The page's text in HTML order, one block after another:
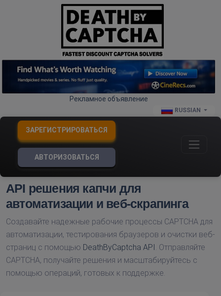
Рекламное объявление
RUSSIAN
ЗАРЕГИСТРИРОВАТЬСЯ
АВТОРИЗОВАТЬСЯ
API решения капчи для
автоматизации и веб-скрапинга
Создавайте надежные рабочие процессы CAPTCHA для
автоматизации, тестирования браузеров и очистки веб-
страниц с помощью DeathByCaptcha API . Отправляйте
CAPTCHA, получайте решения и масштабируйтесь с
помощью операций, готовых к поддержке.